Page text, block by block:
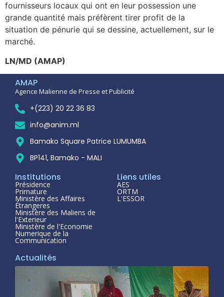
fournisseurs locaux qui ont en leur possession une
grande quantité mais préfèrent tirer profit de la
situation de pénurie qui se dessine, actuellement, sur le
marché.
LN/MD (AMAP)
AMAP
Agence Malienne de Presse et Publicité
+(223) 20 22 36 83
info@anim.ml
Bamako Square Patrice LUMUMBA
BP141, Bamako - MALI
Institutions
Présidence
Primature
Ministère des Affaires
Étrangeres
Ministère des Maliens de
l'Exterieur
Ministère de l'Economie
Numerique de la
Communication
Liens utiles
AES
ORTM
L'ESSOR
Actualités